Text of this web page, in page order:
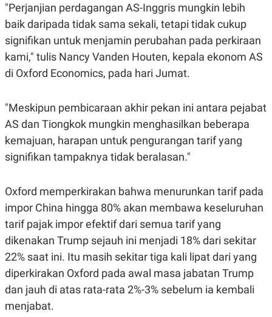
SITEMAPPROFILETERM
OF
USE
PEDOMAN
PEMBERITAAN
SIBER
PRIVACY
"Perjanjian perdagangan AS-Inggris mungkin lebih
baik daripada tidak sama sekali, tetapi tidak cukup
signifikan untuk menjamin perubahan pada perkiraan
kami," tulis Nancy Vanden Houten, kepala ekonom AS
di Oxford Economics, pada hari Jumat.
"Meskipun pembicaraan akhir pekan ini antara pejabat
AS dan Tiongkok mungkin menghasilkan beberapa
kemajuan, harapan untuk pengurangan tarif yang
signifikan tampaknya tidak beralasan."
Oxford memperkirakan bahwa menurunkan tarif pada
impor China hingga 80% akan membawa keseluruhan
tarif pajak impor efektif dari semua tarif yang
dikenakan Trump sejauh ini menjadi 18% dari sekitar
22% saat ini. Itu masih sekitar tiga kali lipat dari yang
diperkirakan Oxford pada awal masa jabatan Trump
dan jauh di atas rata-rata 2%-3% sebelum ia kembali
menjabat.